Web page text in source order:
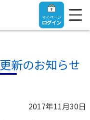
マイページ
ログイン
新のお知らせ
2017年11月30日